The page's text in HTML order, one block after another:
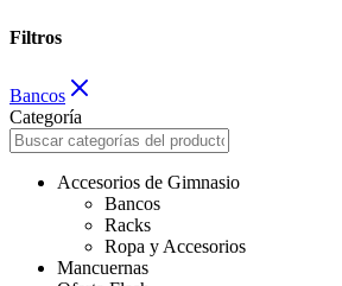
Filtros
Bancos
Categoría
Accesorios de Gimnasio
Bancos
Racks
Ropa y Accesorios
Mancuernas